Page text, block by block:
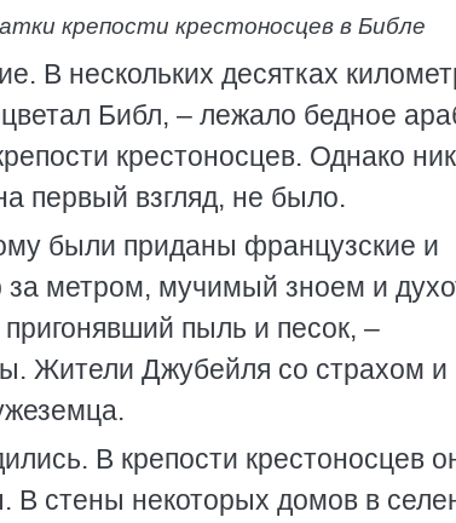
крепости крестоносцев в Библе
В нескольких десятках
Библ, – лежало бедное
крестоносцев. Однако
первый взгляд, не было.
были приданы французские и
метром, мучимый зноем и
пыль и песок, –
Жители Джубейля со страхом и
В крепости крестоносцев
В стены некоторых домов в